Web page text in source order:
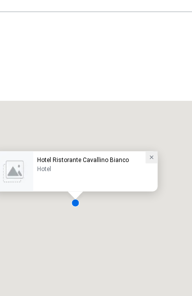
Hotel Ristorante Cavallino Bianco
Hotel